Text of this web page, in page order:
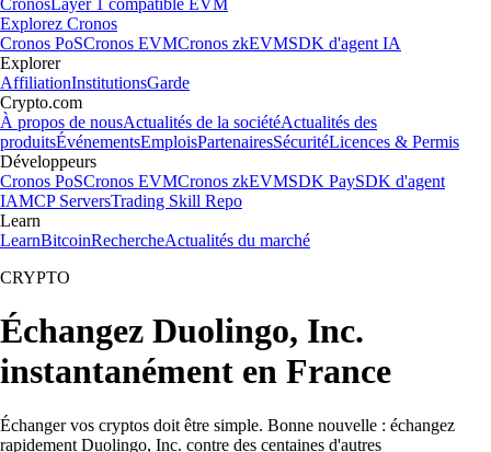
CronosLayer 1 compatible EVM
Explorez Cronos
Cronos PoSCronos EVMCronos zkEVMSDK d'agent IA
Explorer
AffiliationInstitutionsGarde
Crypto.com
À propos de nousActualités de la sociétéActualités des
produitsÉvénementsEmploisPartenairesSécuritéLicences & Permis
Développeurs
Cronos PoSCronos EVMCronos zkEVMSDK PaySDK d'agent
IAMCP ServersTrading Skill Repo
Learn
LearnBitcoinRechercheActualités du marché
CRYPTO
Échangez Duolingo, Inc.
instantanément en France
Échanger vos cryptos doit être simple. Bonne nouvelle : échangez
rapidement Duolingo, Inc. contre des centaines d'autres